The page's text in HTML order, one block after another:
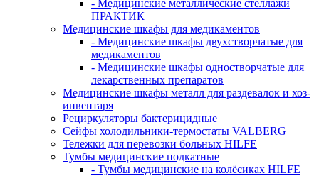
- Медицинские металлические стеллажи
ПРАКТИК
Медицинские шкафы для медикаментов
- Медицинские шкафы двухстворчатые для
медикаментов
- Медицинские шкафы одностворчатые для
лекарственных препаратов
Медицинские шкафы металл для раздевалок и хоз-
инвентаря
Рециркуляторы бактерицидные
Сейфы холодильники-термостаты VALBERG
Тележки для перевозки больных HILFE
Тумбы медицинские подкатные
- Тумбы медицинские на колёсиках HILFE